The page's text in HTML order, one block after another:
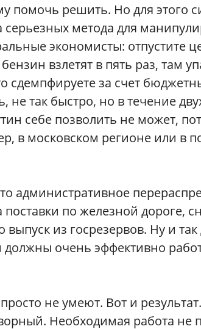
помочь решить. Но для этого
серьезных метода для
экономисты: отпустите
взлетят в пять раз, там
сдемпфируете за счет
так быстро, но в течение
себе позволить не может,
в московском регионе или в
административное
по железной дороге,
выпуск из госрезервов. Ну и
очень эффективно
не умеют. Вот и
Необходимая работа не